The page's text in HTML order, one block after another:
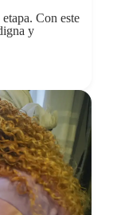
Con este
y